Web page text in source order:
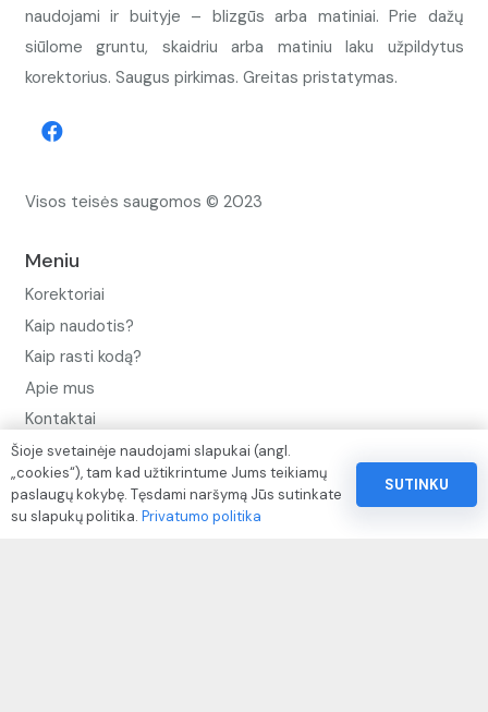
naudojami ir buityje – blizgūs arba matiniai. Prie dažų
siūlome gruntu, skaidriu arba matiniu laku užpildytus
korektorius. Saugus pirkimas. Greitas pristatymas.
Visos teisės saugomos © 2023
Meniu
Korektoriai
Kaip naudotis?
Kaip rasti kodą?
Apie mus
Kontaktai
Privatumo politika
Pinigų ir prekių grąžinimo politika
Paslaugų naudojimo sąlygos ir taisyklės
Šioje svetainėje naudojami slapukai (angl.
„cookies“), tam kad užtikrintume Jums teikiamų
paslaugų kokybę. Tęsdami naršymą Jūs sutinkate
su slapukų politika. Privatumo politika
SUTINKU